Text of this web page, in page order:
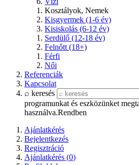
Kosztályok, Nemek
Kisgyermek (1-6 év)
Kisiskolás (6-12 év)
Serdülő (12-18 év)
Felnőtt (18+)
Férfi
Női
Referenciák
Kapcsolat
⌕ keresés
programunkat és eszközünket
használva.Rendben
Ajánlatkérés
Bejelentkezés
Regisztráció
Ajánlatkérés (0)